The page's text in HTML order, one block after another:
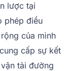
lược tại
phép điều
của mình
cấp sự kết
tải đường